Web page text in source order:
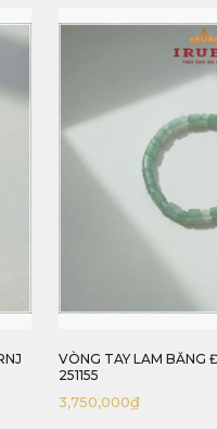
CHUỖI VÒNG NGỌC LÝ
IRNJ 251556
11,000,000₫